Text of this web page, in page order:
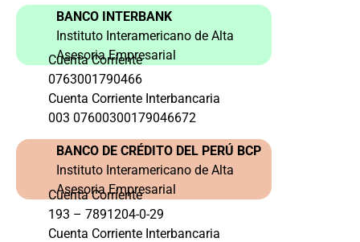
BANCO INTERBANK
Instituto Interamericano de Alta
Asesoria Empresarial
Cuenta Corriente
0763001790466
Cuenta Corriente Interbancaria
003 07600300179046672
BANCO DE CRÉDITO DEL PERÚ BCP
Instituto Interamericano de Alta
Asesoria Empresarial
Cuenta Corriente
193 – 7891204-0-29
Cuenta Corriente Interbancaria